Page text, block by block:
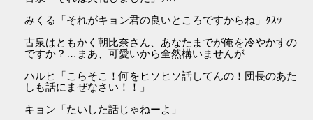
みくる「それがキョン君の良いところですからね」ｸｽｯ
古泉はともかく朝比奈さん、あなたまでが俺を冷やかすの
ですか？…まあ、可愛いから全然構いませんが
ハルヒ「こらそこ！何をヒソヒソ話してんの！団長のあた
しも話にまぜなさい！！」
キョン「たいした話じゃねーよ」